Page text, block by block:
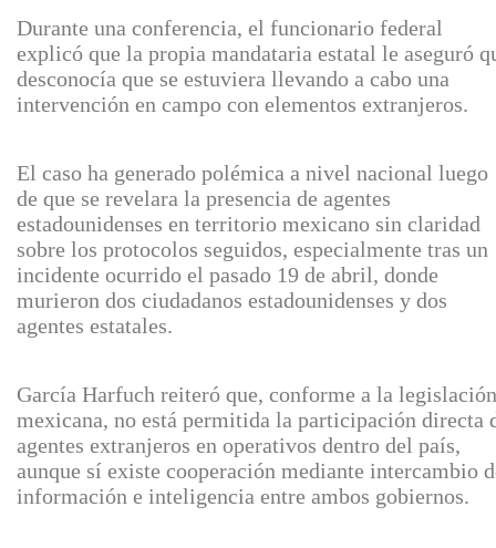
Durante una conferencia, el funcionario federal
explicó que la propia mandataria estatal le aseguró
desconocía que se estuviera llevando a cabo una
intervención en campo con elementos extranjeros.
El caso ha generado polémica a nivel nacional luego
de que se revelara la presencia de agentes
estadounidenses en territorio mexicano sin claridad
sobre los protocolos seguidos, especialmente tras un
incidente ocurrido el pasado 19 de abril, donde
murieron dos ciudadanos estadounidenses y dos
agentes estatales.
García Harfuch reiteró que, conforme a la legislación
mexicana, no está permitida la participación directa
agentes extranjeros en operativos dentro del país,
aunque sí existe cooperación mediante intercambio
información e inteligencia entre ambos gobiernos.